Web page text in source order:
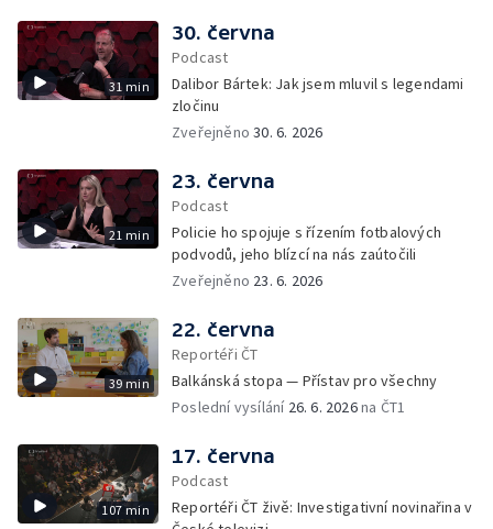
31 min
30. června
Podcast
Dalibor Bártek: Jak jsem mluvil s legendami
zločinu
Zveřejněno30. 6. 2026
21 min
23. června
Podcast
Policie ho spojuje s řízením fotbalových
podvodů, jeho blízcí na nás zaútočili
Zveřejněno 23. 6. 2026
39 min
22. června
Reportéři ČT
Balkánská stopa — Přístav pro všechny
Poslední vysílání 26. 6. 2026na ČT1
107 min
17. června
Podcast
Reportéři ČT živě: Investigativní novinařina v